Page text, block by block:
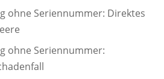
ohne Seriennummer: Direktes
ohne Seriennummer: